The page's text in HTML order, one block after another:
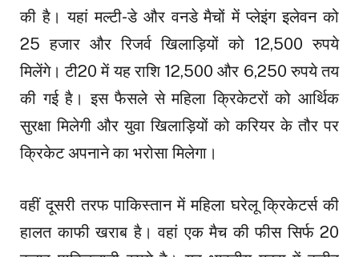
की है। यहां मल्टी-डे और वनडे मैचों में प्लेइंग इलेवन को
25 हजार और रिजर्व खिलाड़ियों को 12,500 रुपये
मिलेंगे। टी20 में यह राशि 12,500 और 6,250 रुपये तय
की गई है। इस फैसले से महिला क्रिकेटरों को आर्थिक
सुरक्षा मिलेगी और युवा खिलाड़ियों को करियर के तौर पर
क्रिकेट अपनाने का भरोसा मिलेगा।
वहीं दूसरी तरफ पाकिस्तान में महिला घरेलू क्रिकेटर्स की
हालत काफी खराब है। वहां एक मैच की फीस सिर्फ 20